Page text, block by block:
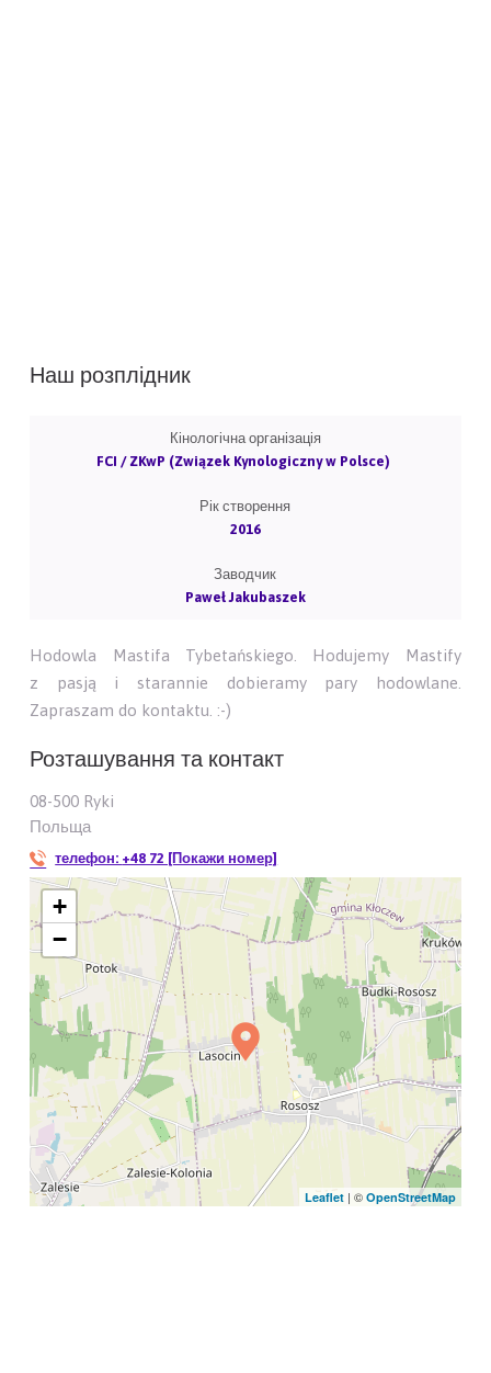
Наш розплідник
Кінологічна організація
FCI / ZKwP (Związek Kynologiczny w Polsce)
Рік створення
2016
Заводчик
Paweł Jakubaszek
Hodowla Mastifa Tybetańskiego. Hodujemy Mastify
z pasją i starannie dobieramy pary hodowlane.
Zapraszam do kontaktu. :-)
Розташування та контакт
08-500 Ryki
Польща
телефон: +48 72 [Покажи номер]
+
−
Leaflet| © OpenStreetMap